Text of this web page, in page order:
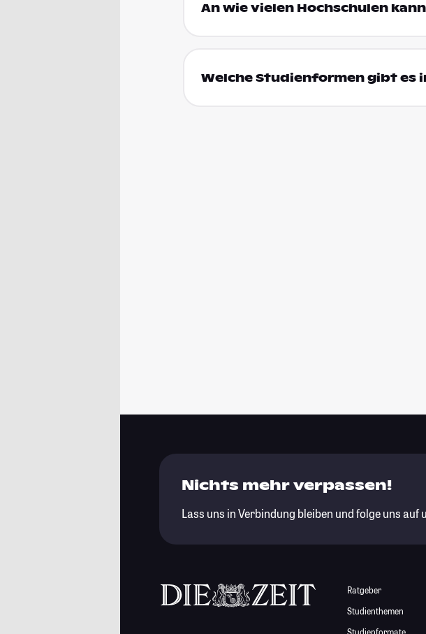
An wie vielen Hochschulen
Welche Studienformen gibt es
Nichts mehr verpassen!
Lass uns in Verbindung bleiben und folge uns auf
Ratgeber
Studienthemen
Studienformate